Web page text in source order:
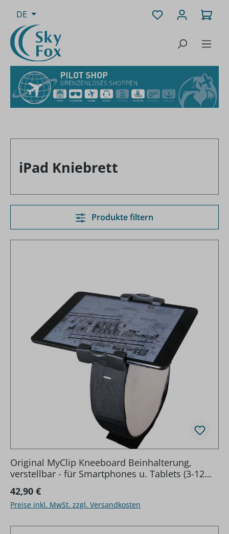
Zum Hauptinhalt springen
DE Du hast 0
iPad Kniebrett
Produkte filtern
Original MyClip Kneeboard Beinhalterung,
verstellbar - für Smartphones u. Tablets (3-12
Zoll)
Regulärer Preis:
42,90 €
Preise inkl. MwSt. zzgl. Versandkosten